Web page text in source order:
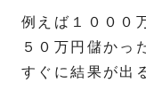
例えば１０００
５０万円儲かっ
すぐに結果が出